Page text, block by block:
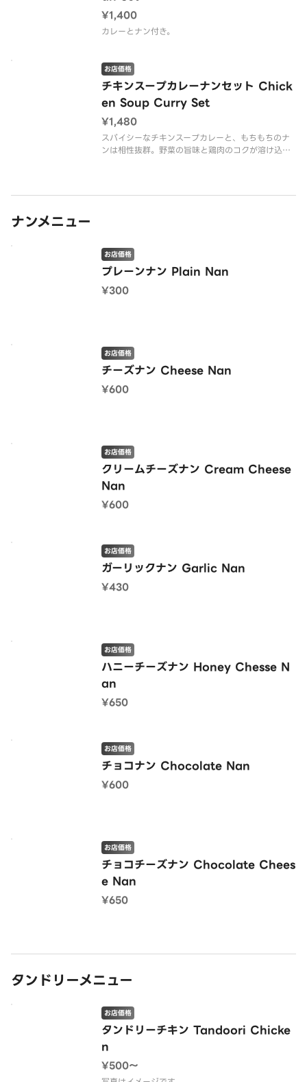
¥1,400
カレーとナン付き。
チキンスープカレーナンセット Chick
en Soup Curry Set
お店価格
¥1,480
スパイシーなチキンスープカレーと、もちもちのナ
ンは相性抜群。野菜の旨味と鶏肉のコクが溶け込ん
ナンメニュー
プレーンナン Plain Nan
お店価格
¥300
チーズナン Cheese Nan
お店価格
¥600
クリームチーズナン Cream Cheese
Nan
お店価格
¥600
ガーリックナン Garlic Nan
お店価格
¥430
ハニーチーズナン Honey Chesse N
an
お店価格
¥650
チョコナン Chocolate Nan
お店価格
¥600
チョコチーズナン Chocolate Chees
e Nan
お店価格
¥650
タンドリーメニュー
タンドリーチキン Tandoori Chicke
n
お店価格
¥500〜